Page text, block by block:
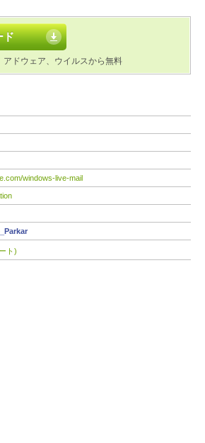
ド
アドウェア、ウイルスから無料
windows-live-mail
ト)